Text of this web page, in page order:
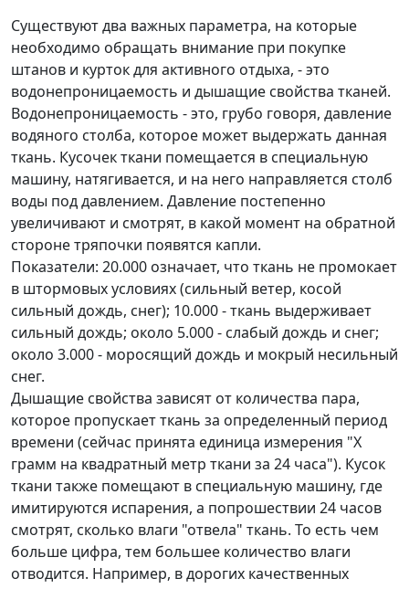
Существуют два важных параметра, на которые
необходимо обращать внимание при покупке
штанов и курток для активного отдыха, - это
водонепроницаемость и дышащие свойства тканей.
Водонепроницаемость - это, грубо говоря, давление
водяного столба, которое может выдержать данная
ткань. Кусочек ткани помещается в специальную
машину, натягивается, и на него направляется столб
воды под давлением. Давление постепенно
увеличивают и смотрят, в какой момент на обратной
стороне тряпочки появятся капли.
Показатели: 20.000 означает, что ткань не промокает
в штормовых условиях (сильный ветер, косой
сильный дождь, снег); 10.000 - ткань выдерживает
сильный дождь; около 5.000 - слабый дождь и снег;
около 3.000 - моросящий дождь и мокрый несильный
снег.
Дышащие свойства зависят от количества пара,
которое пропускает ткань за определенный период
времени (сейчас принята единица измерения "X
грамм на квадратный метр ткани за 24 часа"). Кусок
ткани также помещают в специальную машину, где
имитируются испарения, а попрошествии 24 часов
смотрят, сколько влаги "отвела" ткань. То есть чем
больше цифра, тем большее количество влаги
отводится. Например, в дорогих качественных